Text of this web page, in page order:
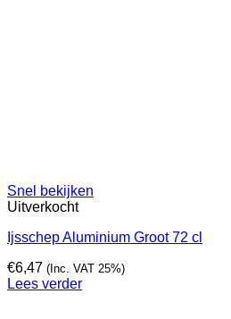
Snel bekijken
Uitverkocht
Ijsschep Aluminium Groot 72 cl
€6,47 (Inc. VAT 25%)
Lees verder